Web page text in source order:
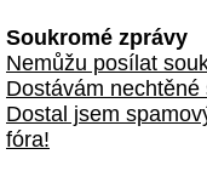
Soukromé zprávy
Nemůžu posílat
Dostávám
Dostal jsem
fóra!